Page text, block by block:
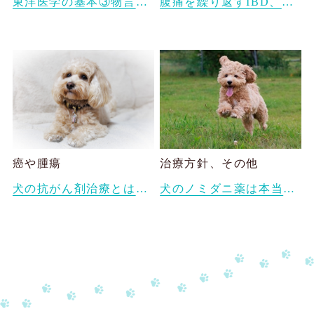
癌や腫瘍
犬の抗がん剤治療とは？副作用や生活の質（QOL）を守るためにできること
治療方針、その他
犬のノミダニ薬は本当に必要？愛犬に合った予防方法の1つとしての漢方薬